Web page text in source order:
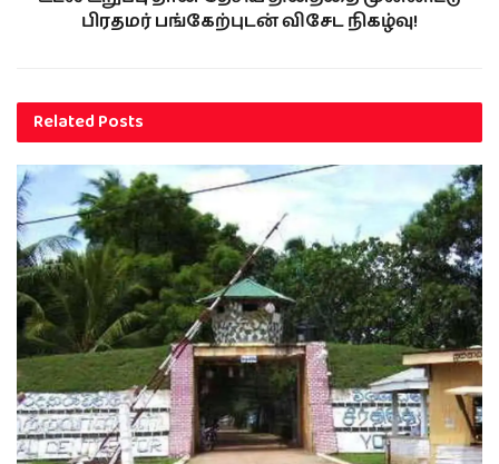
பிரதமர் பங்கேற்புடன் விசேட நிகழ்வு!
RelatedPosts